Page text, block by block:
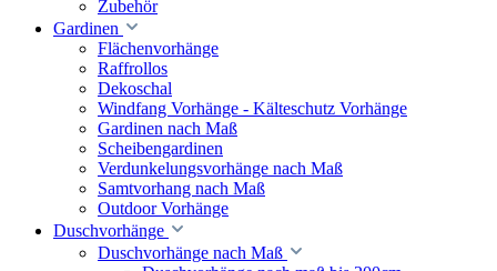
Zubehör
Gardinen
Flächenvorhänge
Raffrollos
Dekoschal
Windfang Vorhänge - Kälteschutz Vorhänge
Gardinen nach Maß
Scheibengardinen
Verdunkelungsvorhänge nach Maß
Samtvorhang nach Maß
Outdoor Vorhänge
Duschvorhänge
Duschvorhänge nach Maß